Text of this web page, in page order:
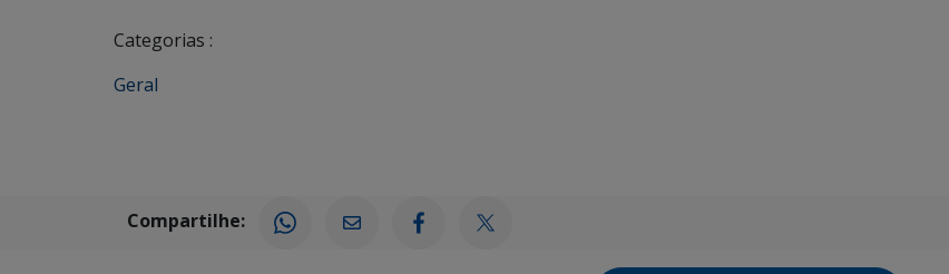
Categorias :
Geral
Compartilhe: